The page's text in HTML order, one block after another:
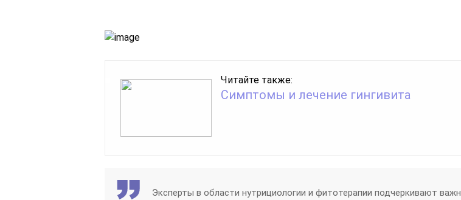
Читайте также:
Симптомы и лечение гингивита
Эксперты в области нутрициологии и фитотерапии подчеркивают